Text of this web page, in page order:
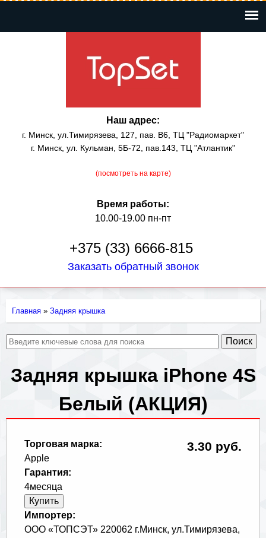
содержанию
Наш адрес:
г. Минск, ул.Тимирязева, 127, пав. В6, ТЦ "Радиомаркет"
г. Минск, ул. Кульман, 5Б-72, пав.143, ТЦ "Атлантик"
(посмотреть на карте)
Время работы:
10.00-19.00 пн-пт
+375 (33) 6666-815
Заказать обратный звонок
Вы
здесь
Главная » Задняя крышка
Задняя крышка iPhone 4S
Белый (АКЦИЯ)
3.30 руб.
Торговая марка:
Apple
Гарантия:
4месяца
Импортер:
ООО «ТОПСЭТ» 220062 г.Минск, ул.Тимирязева,